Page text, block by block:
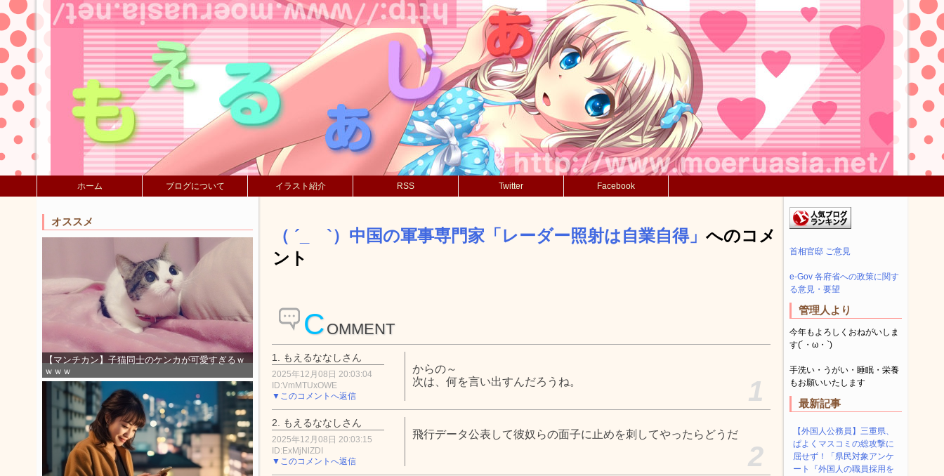
ホーム ブログについて イラスト紹介 RSS Twitter Facebook
オススメ
【マンチカン】子猫同士のケンカが可愛すぎるｗ
ｗｗｗ
（ ´_ゝ`）中国の軍事専門家「レーダー照射は自業自得」 へのコメ
ント
C OMMENT
1. もえるななしさん
2025年12月08日 20:03:04
ID:VmMTUxOWE
▼このコメントへ返信
からの～
次は、何を言い出すんだろうね。
1
2. もえるななしさん
2025年12月08日 20:03:15
ID:ExMjNlZDI
▼このコメントへ返信
飛行データ公表して彼奴らの面子に止めを刺してやったらどうだ
2
首相官邸 ご意見
e-Gov 各府省への政策に関す
る意見・要望
管理人より
今年もよろしくおねがいしま
す(´・ω・`)
手洗い・うがい・睡眠・栄養
もお願いいたします
最新記事
【外国人公務員】三重県、
ぱよくマスコミの総攻撃に
屈せず！「県民対象アンケ
ート『外国人の職員採用を